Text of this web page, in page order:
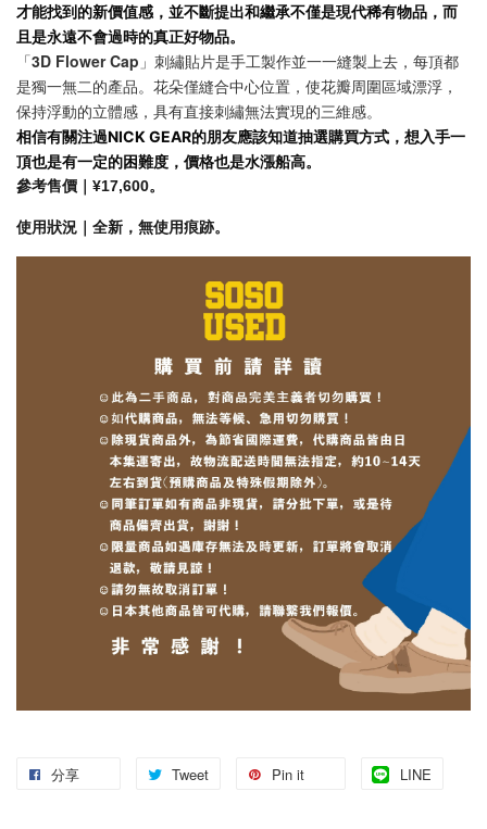
才能找到的新價值感，並不斷提出和繼承不僅是現代稀有物品，而
且是永遠不會過時的真正好物品。
「3D Flower Cap」刺繡貼片是手工製作並一一縫製上去，每頂都
是獨一無二的產品。花朵僅縫合中心位置，使花瓣周圍區域漂浮，
保持浮動的立體感，具有直接刺繡無法實現的三維感。
相信有關注過NICK GEAR的朋友應該知道抽選購買方式，想入手一
頂也是有一定的困難度，價格也是水漲船高。
參考售價｜ ¥17,600。
使用狀況｜全新，無使用痕跡。
分享 Tweet Pin it LINE